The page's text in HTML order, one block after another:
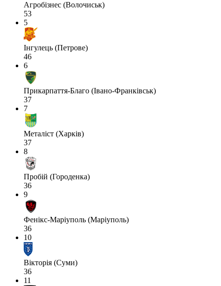
Агробізнес (Волочиськ)
53
5
Інгулець (Петрове)
46
6
Прикарпаття-Благо (Івано-Франківськ)
37
7
Металіст (Харків)
37
8
Пробій (Городенка)
36
9
Фенікс-Маріуполь (Маріуполь)
36
10
Вікторія (Суми)
36
11